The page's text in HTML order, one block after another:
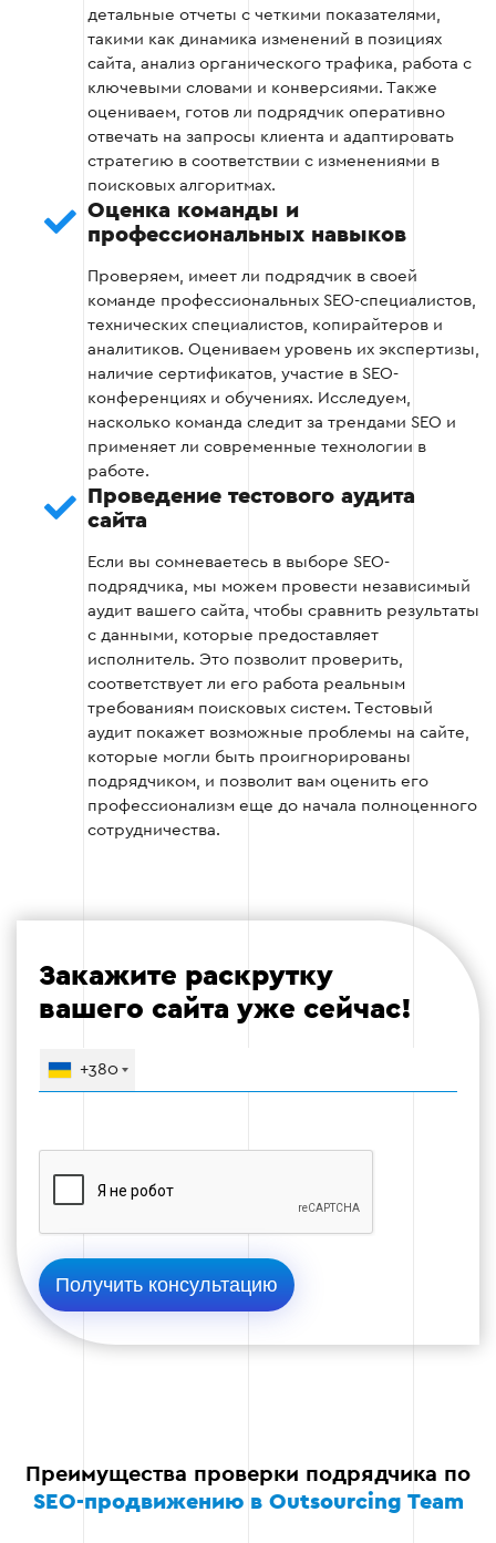
коммуникации
Правильный SEO-подрядчик всегда
предоставляет прозрачные отчеты о
проделанной работе.
На что обратить внимание:
Частота предоставления отчетов -
получаете ли вы регулярные обновления о
работе
Содержание отчетов - есть ли там четкие
показатели (трафик, позиции, конверсии)
Прозрачность коммуникации - как быстро
отвечает подрядчик, учитывает ли ваши
пожелания
Какие планы развития сайта предлагает
подрядчик
Этап 4
Этап 5: Оценка команды и
профессиональных навыков
Убедитесь, что SEO-подрядчик имеет
достаточно опыта и ресурсов для реализации
Сертификации и курсы - есть ли у команды
Командная работа - есть ли специалисты
Работа с крупными проектами - опыт в
развивается ли подрядчик
Этап 5
сайта
детальные отчеты с четкими показателями,
такими как динамика изменений в позициях
сайта, анализ органического трафика, работа с
ключевыми словами и конверсиями. Также
оцениваем, готов ли подрядчик оперативно
отвечать на запросы клиента и адаптировать
стратегию в соответствии с изменениями в
поисковых алгоритмах.
Оценка команды и
профессиональных навыков
Проверяем, имеет ли подрядчик в своей
команде профессиональных SEO-специалистов,
технических специалистов, копирайтеров и
аналитиков. Оцениваем уровень их экспертизы,
наличие сертификатов, участие в SEO-
конференциях и обучениях. Исследуем,
насколько команда следит за трендами SEO и
применяет ли современные технологии в
работе.
Проведение тестового аудита
сайта
Если вы сомневаетесь в выборе SEO-
подрядчика, мы можем провести независимый
аудит вашего сайта, чтобы сравнить результаты
с данными, которые предоставляет
исполнитель. Это позволит проверить,
соответствует ли его работа реальным
требованиям поисковых систем. Тестовый
аудит покажет возможные проблемы на сайте,
которые могли быть проигнорированы
подрядчиком, и позволит вам оценить его
профессионализм еще до начала полноценного
сотрудничества.
Закажите раскрутку
вашего сайта уже сейчас!
+380
Преимущества проверки подрядчика по
SEO-продвижению в Outsourcing Team